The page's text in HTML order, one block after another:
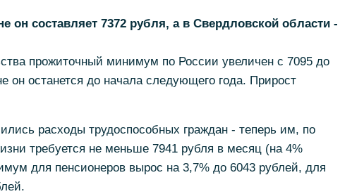
он составляет 7372 рубля, а в Свердловской области -
прожиточный минимум по России увеличен с 7095 до
он останется до начала следующего года. Прирост
расходы трудоспособных граждан - теперь им, по
требуется не меньше 7941 рубля в месяц (на 4%
для пенсионеров вырос на 3,7% до 6043 рублей, для